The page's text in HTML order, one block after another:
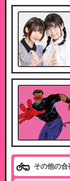
その他の合